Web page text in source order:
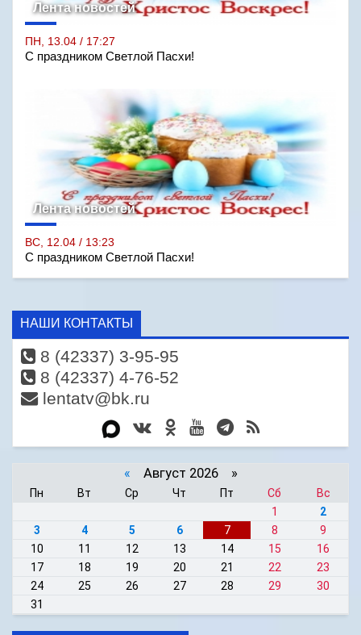
Лента новостей
ПН, 13.04 / 17:27
С праздником Светлой Пасхи!
Лента новостей
ВС, 12.04 / 13:23
С праздником Светлой Пасхи!
НАШИ КОНТАКТЫ
8 (42337) 3-95-95
8 (42337) 4-76-52
lentatv@bk.ru
« Август 2026 »
Пн Вт Ср Чт Пт Сб
Вс
1
2
3
4 5 6 7 8
9
10
11 12 13 14 15
16
17
18 19 20 21 22
23
24
25 26 27 28 29
30
31